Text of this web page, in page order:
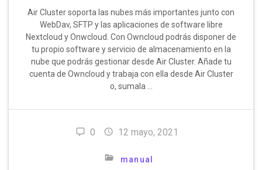
Air Cluster soporta las nubes más importantes junto con
WebDav, SFTP y las aplicaciones de software libre
Nextcloud y Onwcloud. Con Owncloud podrás disponer de
tu propio software y servicio de almacenamiento en la
nube que podrás gestionar desde Air Cluster. Añade tu
cuenta de Owncloud y trabaja con ella desde Air Cluster
o, sumala …
0 12 mayo, 2021
manual